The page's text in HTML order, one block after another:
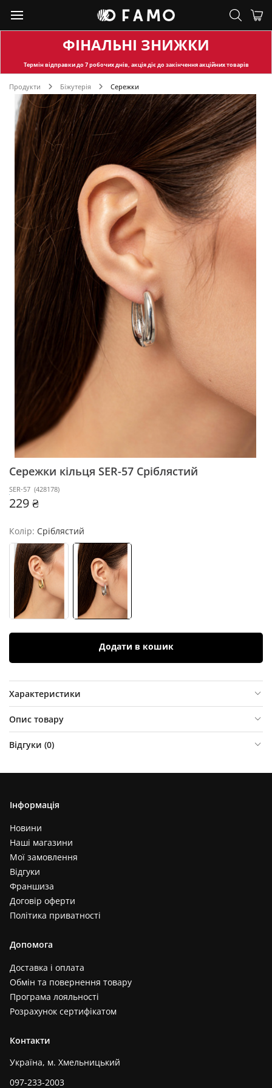
ФІНАЛЬНІ ЗНИЖКИ
Термін відправкидо 7 робочих днів, акція діє до закінчення акційних товарів
Продукти Біжутерія Сережки
Сережки кільця SER-57 Сріблястий
SER-57 (428178)
229 ₴
Колір: Сріблястий
Додати в кошик
Характеристики
Опис товару
Відгуки (0)
Інформація
Новини
Наші магазини
Мої замовлення
Відгуки
Франшиза
Договір оферти
Політика приватності
Допомога
Доставка і оплата
Обмін та повернення товару
Програма лояльності
Розрахунок сертифікатом
Контакти
Україна, м. Хмельницький
097-233-2003